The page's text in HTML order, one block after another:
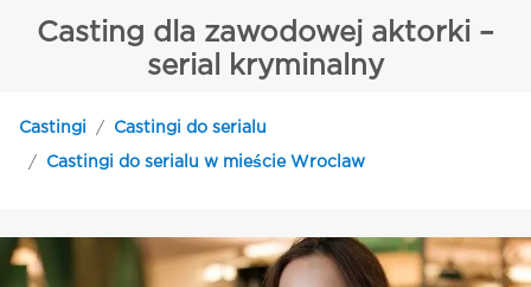
Casting dla zawodowej aktorki –
serial kryminalny
Castingi Castingi do serialu
Castingi do serialu w mieście Wroclaw